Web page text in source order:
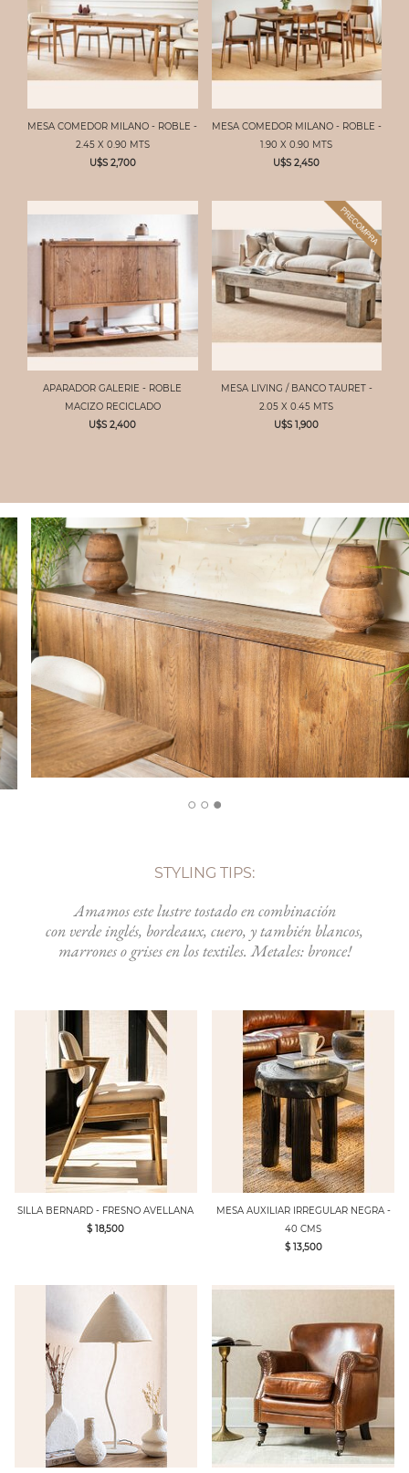
MESA COMEDOR MILANO - ROBLE -
2.45 X 0.90 MTS
U$S 2,700
MESA COMEDOR MILANO - ROBLE -
1.90 X 0.90 MTS
U$S 2,450
APARADOR GALERIE - ROBLE
MACIZO RECICLADO
U$S 2,400
MESA LIVING / BANCO TAURET -
2.05 X 0.45 MTS
U$S 1,900
STYLING TIPS:
Amamos este lustre tostado en combinación
con verde inglés, bordeaux, cuero, y también blancos,
marrones o grises en los textiles. Metales: bronce!
SILLA BERNARD - FRESNO AVELLANA
$ 18,500
MESA AUXILIAR IRREGULAR NEGRA -
40 CMS
$ 13,500